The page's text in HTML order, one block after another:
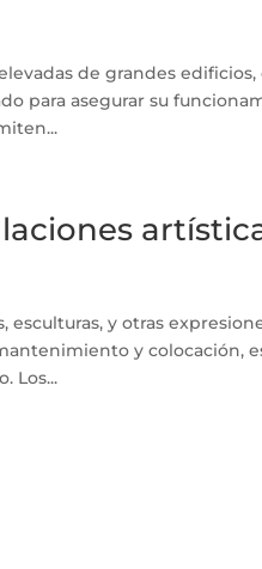
de grandes
para asegurar su
y otras
y colocación,
Los...